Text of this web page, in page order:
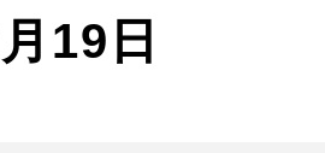
19日